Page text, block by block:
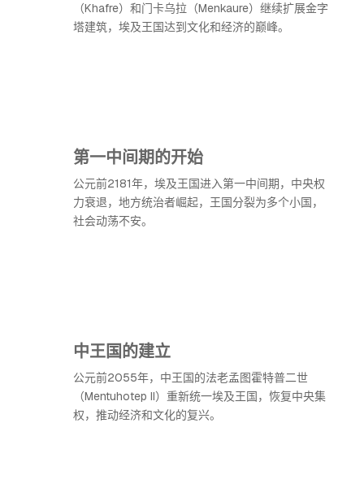
（Khafre）和门卡乌拉（Menkaure）继续扩展金字
塔建筑，埃及王国达到文化和经济的巅峰。
第一中间期的开始
公元前2181年，埃及王国进入第一中间期，中央权
力衰退，地方统治者崛起，王国分裂为多个小国，
社会动荡不安。
中王国的建立
公元前2055年，中王国的法老孟图霍特普二世
（Mentuhotep II）重新统一埃及王国，恢复中央集
权，推动经济和文化的复兴。